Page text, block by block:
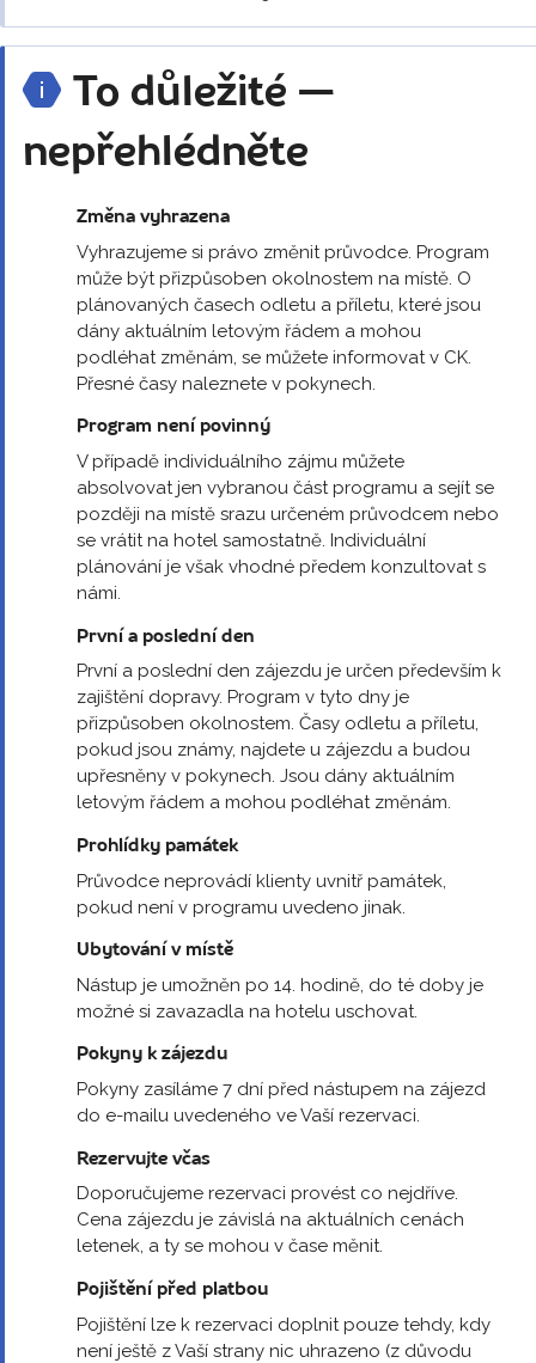
To důležité —
nepřehlédněte
Změna vyhrazena
Vyhrazujeme si právo změnit průvodce. Program
může být přizpůsoben okolnostem na místě. O
plánovaných časech odletu a příletu, které jsou
dány aktuálním letovým řádem a mohou
podléhat změnám, se můžete informovat v CK.
Přesné časy naleznete v pokynech.
Program není povinný
V případě individuálního zájmu můžete
absolvovat jen vybranou část programu a sejít se
později na místě srazu určeném průvodcem nebo
se vrátit na hotel samostatně. Individuální
plánování je však vhodné předem konzultovat s
námi.
První a poslední den
První a poslední den zájezdu je určen především k
zajištění dopravy. Program v tyto dny je
přizpůsoben okolnostem. Časy odletu a příletu,
pokud jsou známy, najdete u zájezdu a budou
upřesněny v pokynech. Jsou dány aktuálním
letovým řádem a mohou podléhat změnám.
Prohlídky památek
Průvodce neprovádí klienty uvnitř památek,
pokud není v programu uvedeno jinak.
Ubytování v místě
Nástup je umožněn po 14. hodině, do té doby je
možné si zavazadla na hotelu uschovat.
Pokyny k zájezdu
Pokyny zasíláme 7 dní před nástupem na zájezd
do e-mailu uvedeného ve Vaší rezervaci.
Rezervujte včas
Doporučujeme rezervaci provést co nejdříve.
Cena zájezdu je závislá na aktuálních cenách
letenek, a ty se mohou v čase měnit.
Pojištění před platbou
Pojištění lze k rezervaci doplnit pouze tehdy, kdy
není ještě z Vaší strany nic uhrazeno (z důvodu